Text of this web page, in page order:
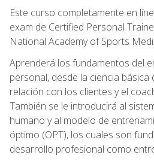
Este curso completamente en
exam de Certified Personal
National Academy of Sports
Aprenderá los fundamentos del
personal, desde la ciencia básica
relación con los clientes y el
También se le introducirá al
humano y al modelo de
óptimo (OPT), los cuales son
desarrollo profesional como